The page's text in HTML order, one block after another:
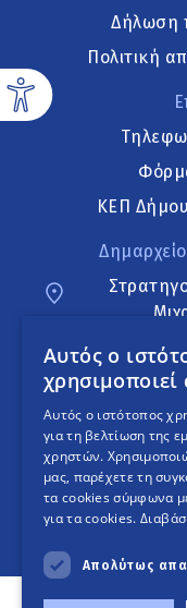
Δήλωση
Πολιτική
ΚΕΠ
An
Αυτός ο
Αυτός ο ιστότοπος
για τη βελτίωση της
χρηστών.
μας, παρέχετε τη
τα cookies σύμφωνα
για τα cookies.
Απολύτως